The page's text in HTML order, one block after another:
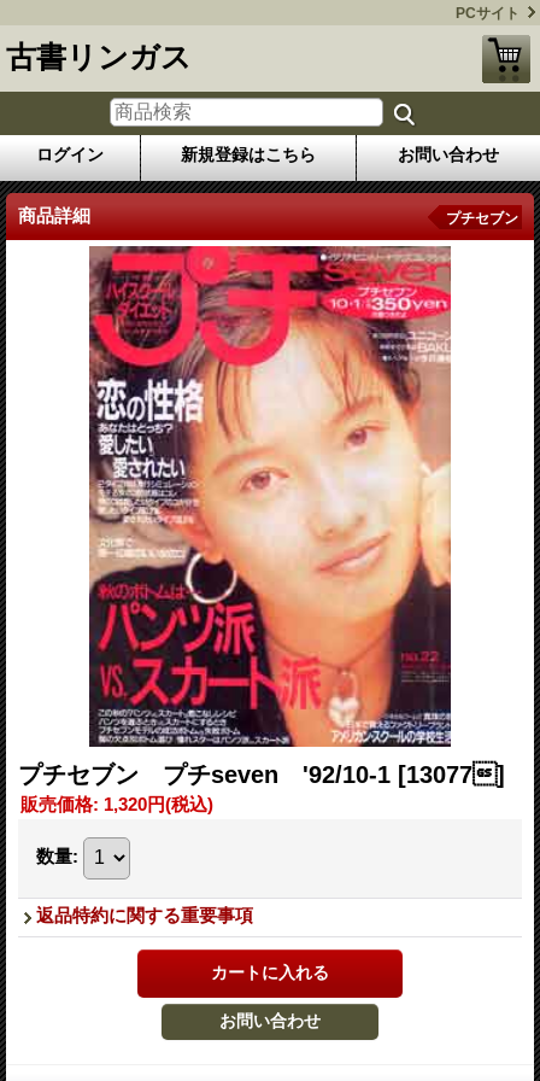
PCサイト
古書リンガス
ログイン 新規登録はこちら お問い合わせ
商品詳細 プチセブン
プチセブン プチseven '92/10-1 [13077]
販売価格: 1,320円(税込)
数量:
返品特約に関する重要事項